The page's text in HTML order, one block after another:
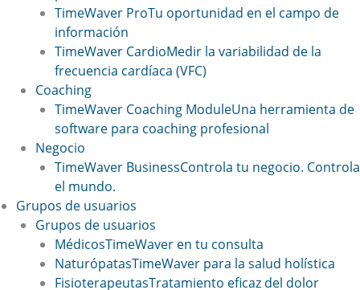
TimeWaver ProTu oportunidad en el campo de
información
TimeWaver CardioMedir la variabilidad de la
frecuencia cardíaca (VFC)
Coaching
TimeWaver Coaching ModuleUna herramienta de
software para coaching profesional
Negocio
TimeWaver BusinessControla tu negocio. Controla
el mundo.
Grupos de usuarios
Grupos de usuarios
MédicosTimeWaver en tu consulta
NaturópatasTimeWaver para la salud holística
FisioterapeutasTratamiento eficaz del dolor